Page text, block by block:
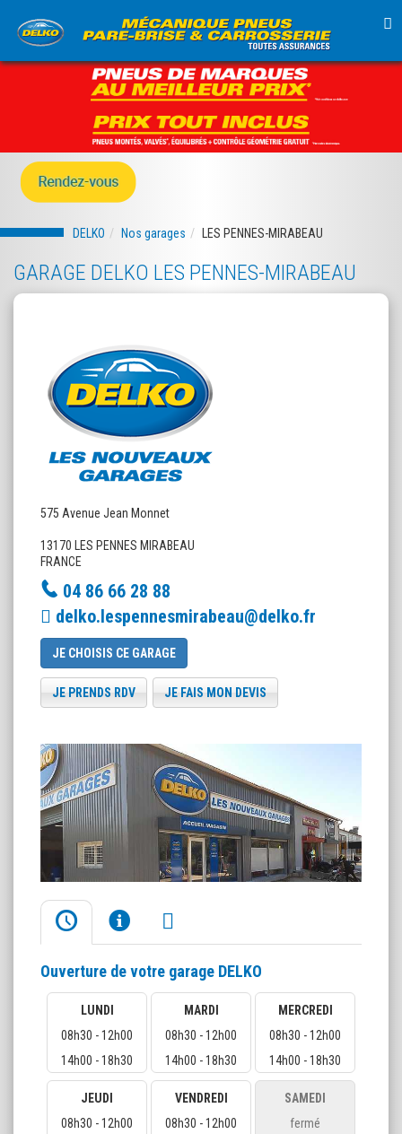
DELKO Nos garages LES PENNES-MIRABEAU
GARAGE DELKO LES PENNES-MIRABEAU
575 Avenue Jean Monnet
13170 LES PENNES MIRABEAU
FRANCE
04 86 66 28 88
delko.lespennesmirabeau@delko.fr
JE CHOISIS CE GARAGE
JE PRENDS RDV JE FAIS MON DEVIS
Ouverture de votre garage DELKO
LUNDI
08h30 - 12h00
14h00 - 18h30
MARDI
08h30 - 12h00
14h00 - 18h30
MERCREDI
08h30 - 12h00
14h00 - 18h30
JEUDI
08h30 - 12h00
VENDREDI
08h30 - 12h00
SAMEDI
fermé